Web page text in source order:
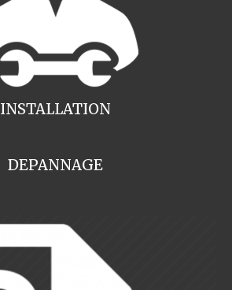
INSTALLATION
DEPANNAGE